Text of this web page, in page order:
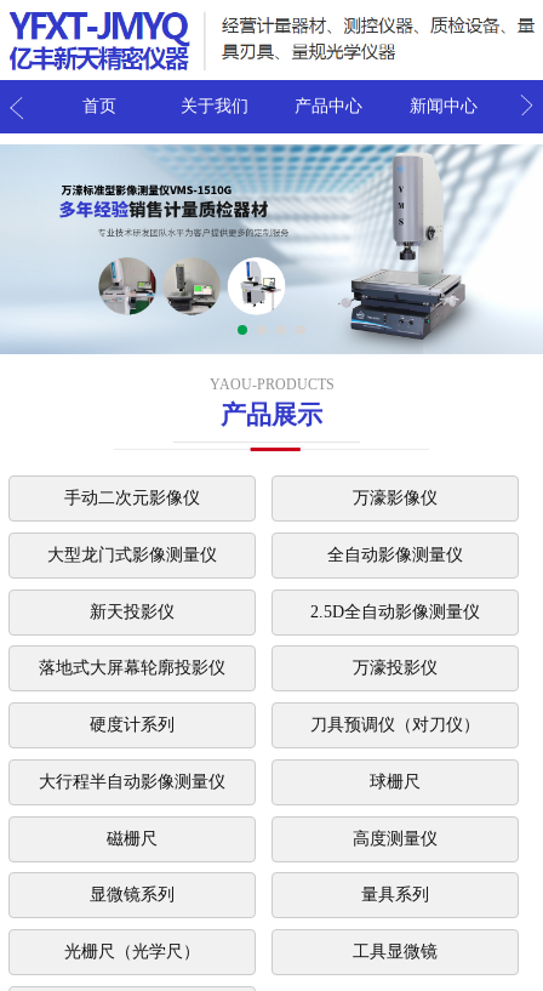
首页 关于我们 产品中心 新闻中心
YAOU-PRODUCTS
产品展示
手动二次元影像仪 万濠影像仪
大型龙门式影像测量仪 全自动影像测量仪
新天投影仪 2.5D全自动影像测量仪
落地式大屏幕轮廓投影仪 万濠投影仪
硬度计系列 刀具预调仪（对刀仪）
大行程半自动影像测量仪 球栅尺
磁栅尺 高度测量仪
显微镜系列 量具系列
光栅尺（光学尺） 工具显微镜